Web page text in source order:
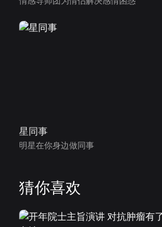
星同事
明星在你身边做同事
猜你喜欢